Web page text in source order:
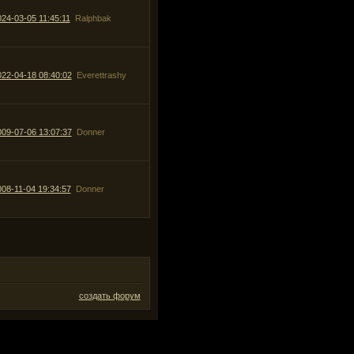
03-05 11:45:11 Ralphbak
04-18 08:40:02 Everettrashy
07-06 13:07:37 Donner
11-04 19:34:57 Donner
создать форум